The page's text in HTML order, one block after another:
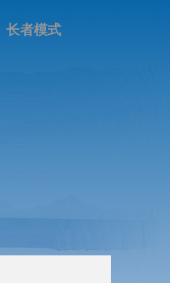
长者模式